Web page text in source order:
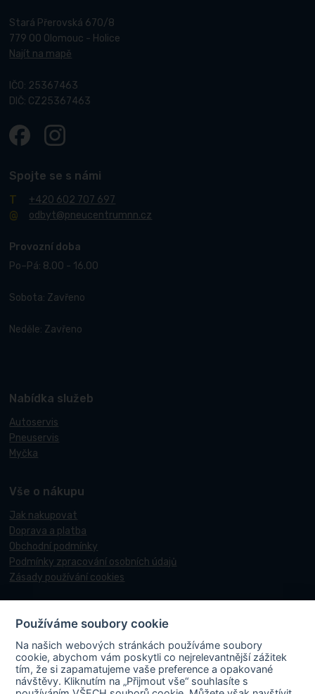
Stará Přerovská 670/8
779 00 Olomouc - Holice
Najít na mapě
IČO: 25367463
DIČ: CZ25367463
Spojte se s námi
+420 602 707 697
odbyt@pneucentrumnn.cz
Provozní doba
Po–Pá: 8.00 - 16.00
Sobota: Zavřeno
Neděle: Zavřeno
Nabídka služeb
Autoservis
Pneuservis
Myčka
Vše o nákupu
Jak nakupovat
Doprava a platba
Obchodní podmínky
Podmínky zpracování osobních údajů
Zásady používání cookies
© 2017-2026 Pneucentrum N&N.
Webové stránky realizovalMatosoft.
Používáme soubory cookie
Na našich webových stránkách používáme soubory
cookie, abychom vám poskytli co nejrelevantnější zážitek
tím, že si zapamatujeme vaše preference a opakované
návštěvy. Kliknutím na „Přijmout vše“ souhlasíte s